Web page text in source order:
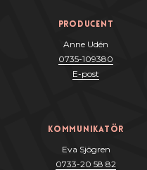
Producent
Anne Udén
0735-109380
E-post
Kommunikatör
Eva Sjögren
0733-20 58 82